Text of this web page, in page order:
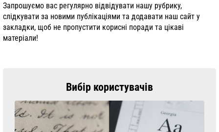
Запрошуємо вас регулярно відвідувати нашу рубрику,
слідкувати за новими публікаціями та додавати наш сайт у
закладки, щоб не пропустити корисні поради та цікаві
матеріали!
Вибір користувачів